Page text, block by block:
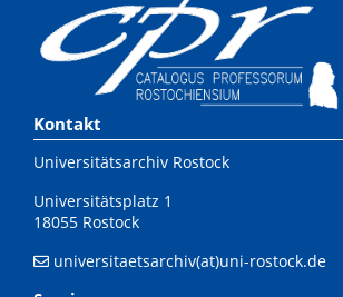
Kontakt
Universitätsarchiv Rostock
Universitätsplatz 1
18055 Rostock
universitaetsarchiv(at)uni-rostock.de